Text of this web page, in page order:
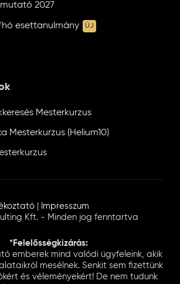
2027
esettanulmány ÚJ
Mesterkurzus
Mesterkurzus (Helium10)
Impresszum
Kft. - Minden jog fenntartva
*Felelősségkizárás:
emberek mind valódi ügyfeleink, akik
mesélnek. Senkit sem fizettünk
és véleményekért! De nem tudunk